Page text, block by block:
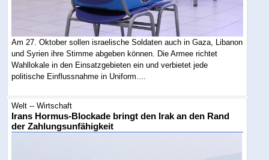
Am 27. Oktober sollen israelische Soldaten auch in Gaza, Libanon
und Syrien ihre Stimme abgeben können. Die Armee richtet
Wahllokale in den Einsatzgebieten ein und verbietet jede
politische Einflussnahme in Uniform....
Welt -- Wirtschaft
Irans Hormus-Blockade bringt den Irak an den Rand
der Zahlungsunfähigkeit